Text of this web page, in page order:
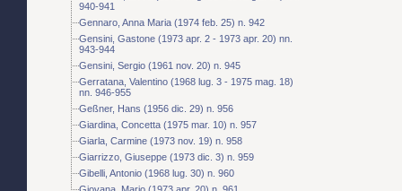
940-941
Gennaro, Anna Maria (1974 feb. 25) n. 942
Gensini, Gastone (1973 apr. 2 - 1973 apr. 20) nn.
943-944
Gensini, Sergio (1961 nov. 20) n. 945
Gerratana, Valentino (1968 lug. 3 - 1975 mag. 18)
nn. 946-955
Geßner, Hans (1956 dic. 29) n. 956
Giardina, Concetta (1975 mar. 10) n. 957
Giarla, Carmine (1973 nov. 19) n. 958
Giarrizzo, Giuseppe (1973 dic. 3) n. 959
Gibelli, Antonio (1968 lug. 30) n. 960
Giovana, Mario (1973 apr. 20) n. 961